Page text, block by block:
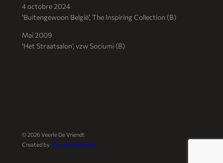
4 octobre 2024
‘Buitengewoon België’, The Inspiring Collection (B)
Mai 2009
‘Het Straatsalon’, vzw Sociumi (B)
©2026 Veerle De Vriendt
Created by Maxime Verloove